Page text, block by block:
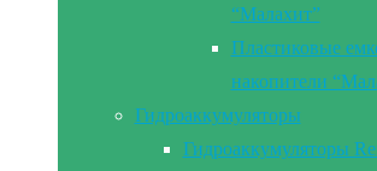
“Малахит”
Пластиковые
накопители
Гидроаккумуляторы
Гидроаккумуляторы